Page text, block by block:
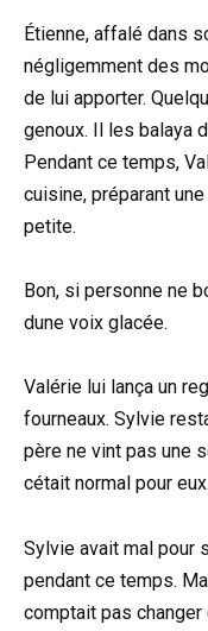
Étienne, affalé dans
négligemment des
de lui apporter.
genoux. Il les balaya
Pendant ce temps,
cuisine, préparant
petite.
Bon, si personne ne
dune voix glacée.
Valérie lui lança un
fourneaux. Sylvie
père ne vint pas une
cétait normal pour eux.
Sylvie avait mal pour
pendant ce temps.
comptait pas